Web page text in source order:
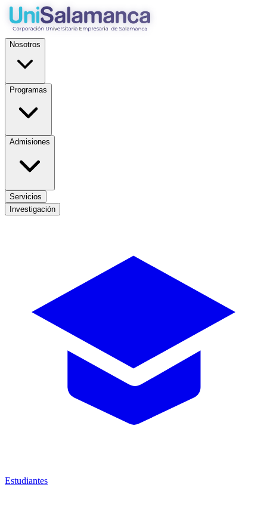
Nosotros
Programas
Admisiones
Servicios
Investigación
Estudiantes